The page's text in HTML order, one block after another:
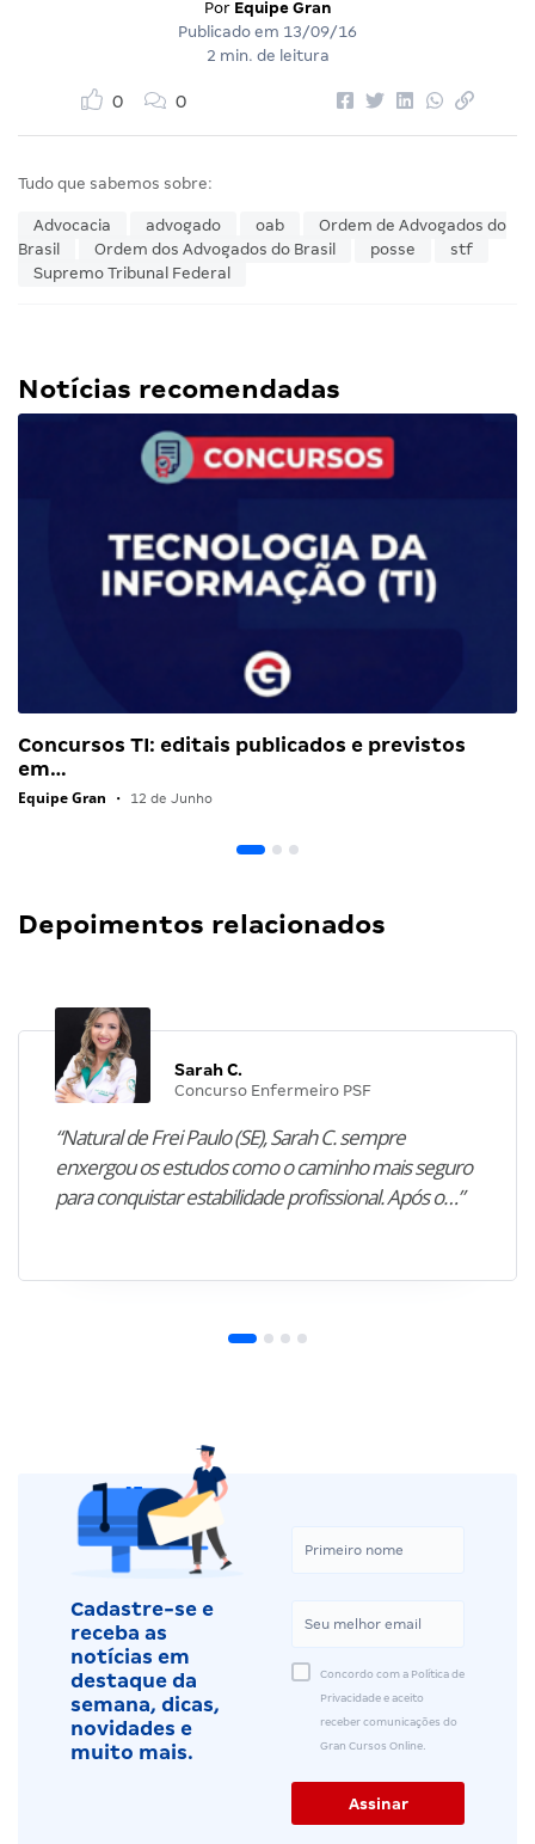
Por Equipe Gran
Publicado em 13/09/16
2 min. de leitura
0 0
Tudo que sabemos sobre:
Advocacia advogado oab
Ordem de Advogados do
Brasil
Ordem dos Advogados do Brasil posse
stf
Supremo Tribunal Federal
Notícias recomendadas
Concursos TI: editais publicados e previstos
em…
Equipe Gran • 12 de Junho
Depoimentos relacionados
Sarah C.
Concurso Enfermeiro PSF
“Natural de Frei Paulo (SE), Sarah C. sempre
enxergou os estudos como o caminho mais seguro
para conquistar estabilidade profissional. Após o…”
Cadastre-se e
receba as
notícias em
destaque da
semana, dicas,
novidades e
muito mais.
Concordo com a Política de
Privacidade e aceito
receber comunicações do
Gran Cursos Online.